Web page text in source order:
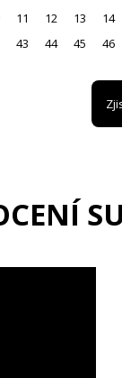
11 12 13 14
43 44 45 46